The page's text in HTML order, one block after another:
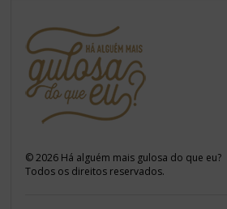
©2026 Há alguém mais gulosa do que eu?
Todos os direitos reservados.